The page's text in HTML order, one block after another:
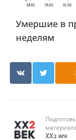
Умершие в
неделям
XX2 век